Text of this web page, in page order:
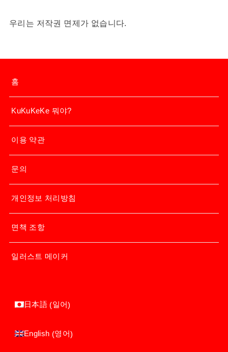
우리는 저작권 면제가 없습니다.
홈
KuKuKeKe 뭐야?
이용 약관
문의
개인정보 처리방침
면책 조항
일러스트 메이커
日本語 (일어)
English (영어)